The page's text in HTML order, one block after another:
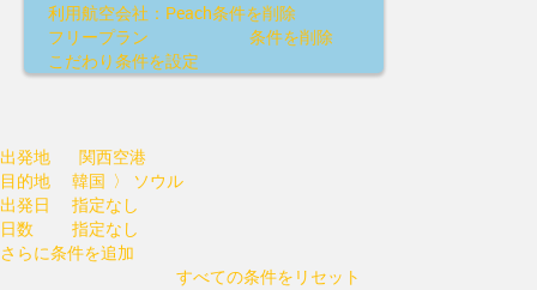
利用航空会社：Peach条件を削除
フリープラン 条件を削除
こだわり条件を設定
出発地
関西空港
目的地
韓国 〉 ソウル
出発日
指定なし
日数
指定なし
さらに条件を追加
すべての条件をリセット